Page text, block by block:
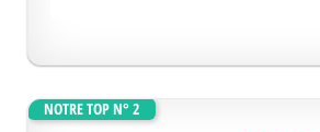
NOTRE TOP N° 2